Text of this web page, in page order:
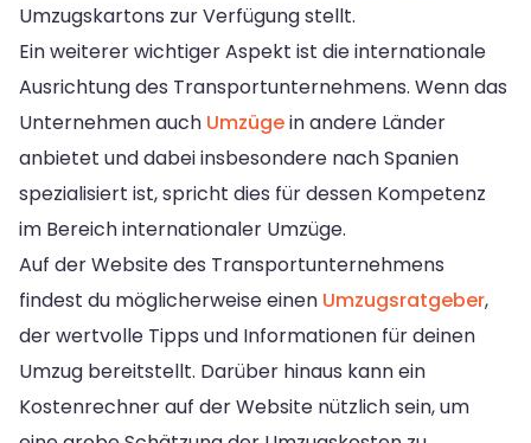
Umzugskartons zur Verfügung stellt.
Ein weiterer wichtiger Aspekt ist die internationale
Ausrichtung des Transportunternehmens. Wenn das
Unternehmen auch Umzügein andere Länder
anbietet und dabei insbesondere nach Spanien
spezialisiert ist, spricht dies für dessen Kompetenz
im Bereich internationaler Umzüge.
Auf der Website des Transportunternehmens
findest du möglicherweise einen Umzugsratgeber,
der wertvolle Tipps und Informationen für deinen
Umzug bereitstellt. Darüber hinaus kann ein
Kostenrechner auf der Website nützlich sein, um